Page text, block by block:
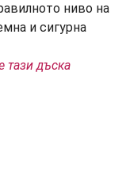
тази дъска